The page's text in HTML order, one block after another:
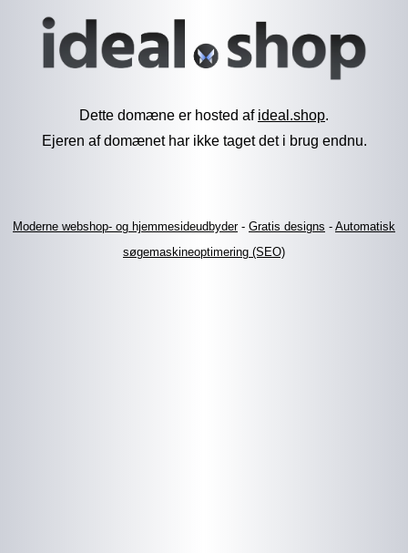
Dette domæne er hosted af ideal.shop.
Ejeren af domænet har ikke taget det i brug endnu.
Moderne webshop- og hjemmesideudbyder- Gratis designs - Automatisk
søgemaskineoptimering (SEO)